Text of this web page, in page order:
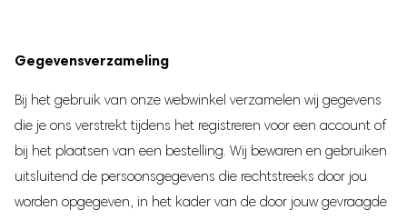
Gegevensverzameling
Bij het gebruik van onze webwinkel verzamelen wij gegevens
die je ons verstrekt tijdens het registreren voor een account of
bij het plaatsen van een bestelling. Wij bewaren en gebruiken
uitsluitend de persoonsgegevens die rechtstreeks door jou
worden opgegeven, in het kader van de door jouw gevraagde
Zoogcompressen
Borstvoedingsdoek
Voedingsbh's
Draagbare Melkkoeler
Zilveren Tepelkapjes